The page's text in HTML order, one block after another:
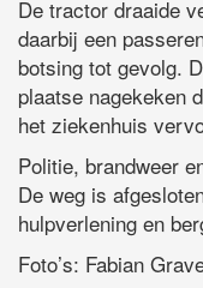
De tractor draaide
daarbij een
botsing tot gevolg.
plaatse nagekeken
het ziekenhuis
Politie, brandweer
De weg is
hulpverlening en
Foto’s: Fabian